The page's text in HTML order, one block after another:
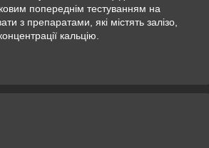
попереднім тестуванням на
з препаратами, які містять залізо,
кальцію.